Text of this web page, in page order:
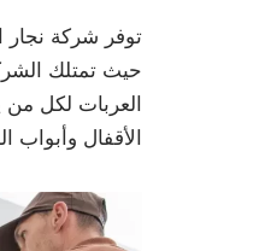
توفر شركة نجار
حيث تمتلك
العربات لكل
الأقفال